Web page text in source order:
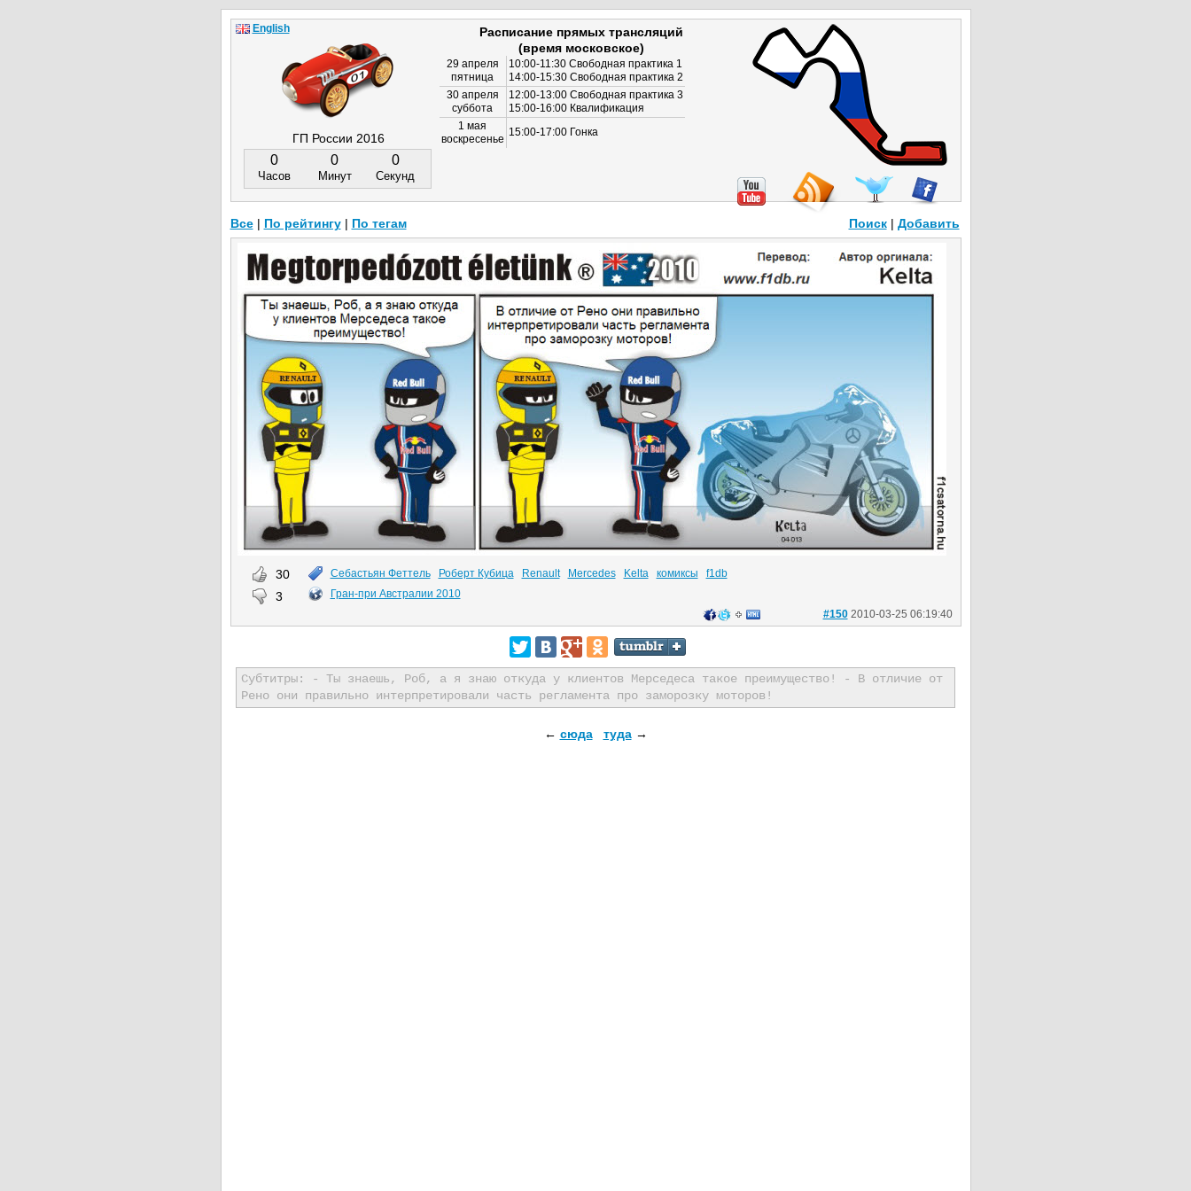
30
3
Себастьян Феттель Роберт Кубица Renault Mercedes Kelta комиксы
f1db
Гран-при Австралии 2010
#150 2010-03-25 06:19:40
Субтитры: - Ты знаешь, Роб, а я знаю откуда у клиентов Мерседеса такое преимущество! - В отличие от
Рено они правильно интерпретировали часть регламента про заморозку моторов!
← сюда туда→
ГП России 2016
0
Часов
0
Минут
0
Секунд
Расписание прямых трансляций
(время московское)
29 апреля
пятница
10:00-11:30 Свободная практика 1
14:00-15:30 Свободная практика 2
30 апреля
суббота
12:00-13:00 Свободная практика 3
15:00-16:00 Квалификация
1 мая
воскресенье
15:00-17:00 Гонка
English
Все| По рейтингу| По тегам Добавить
Поиск|